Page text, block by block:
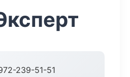
239-51-51